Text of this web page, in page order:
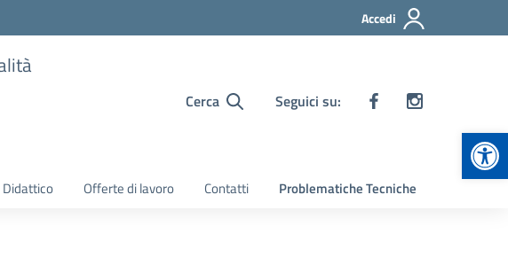
Accedi
Cerca Seguici su:
Offerte di lavoro Contatti Problematiche Tecniche